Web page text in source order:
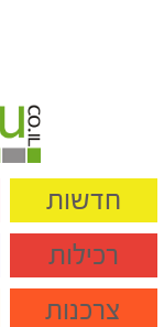
חדשות
רכילות
צרכנות